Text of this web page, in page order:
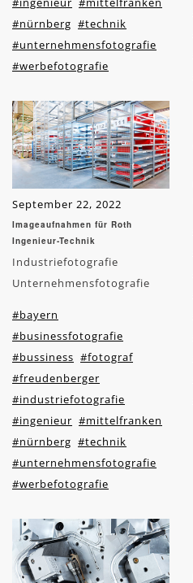
#nürnberg #technik
#unternehmensfotografie
#werbefotografie
September 22, 2022
Imageaufnahmen für Roth
Ingenieur-Technik
Industriefotografie
Unternehmensfotografie
#bayern
#businessfotografie
#bussiness #fotograf
#freudenberger
#industriefotografie
#ingenieur #mittelfranken
#nürnberg #technik
#unternehmensfotografie
#werbefotografie